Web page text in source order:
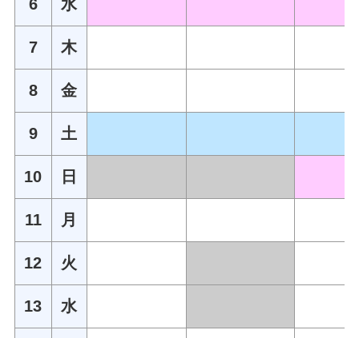
6 水
7 木
8 金
9 土
10 日
11 月
12 火
13 水